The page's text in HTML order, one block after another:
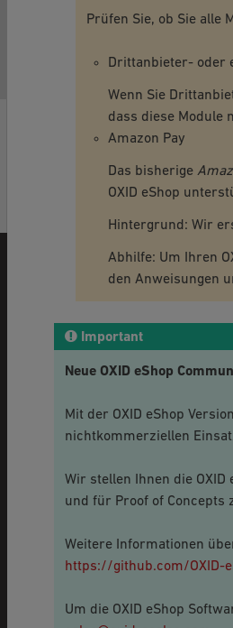
Prüfen Sie, ob Sie alle
Drittanbieter- oder
Wenn Sie
dass diese Module
Amazon Pay
Das bisherige
OXID eShop
Hintergrund: Wir
Abhilfe: Um Ihren
den Anweisungen
Important
Neue OXID eShop
Mit der OXID eShop
nichtkommerziellen
Wir stellen Ihnen die
und für Proof of Concepts
Weitere Informationen
https://github.com/OXID-
Um die OXID eShop